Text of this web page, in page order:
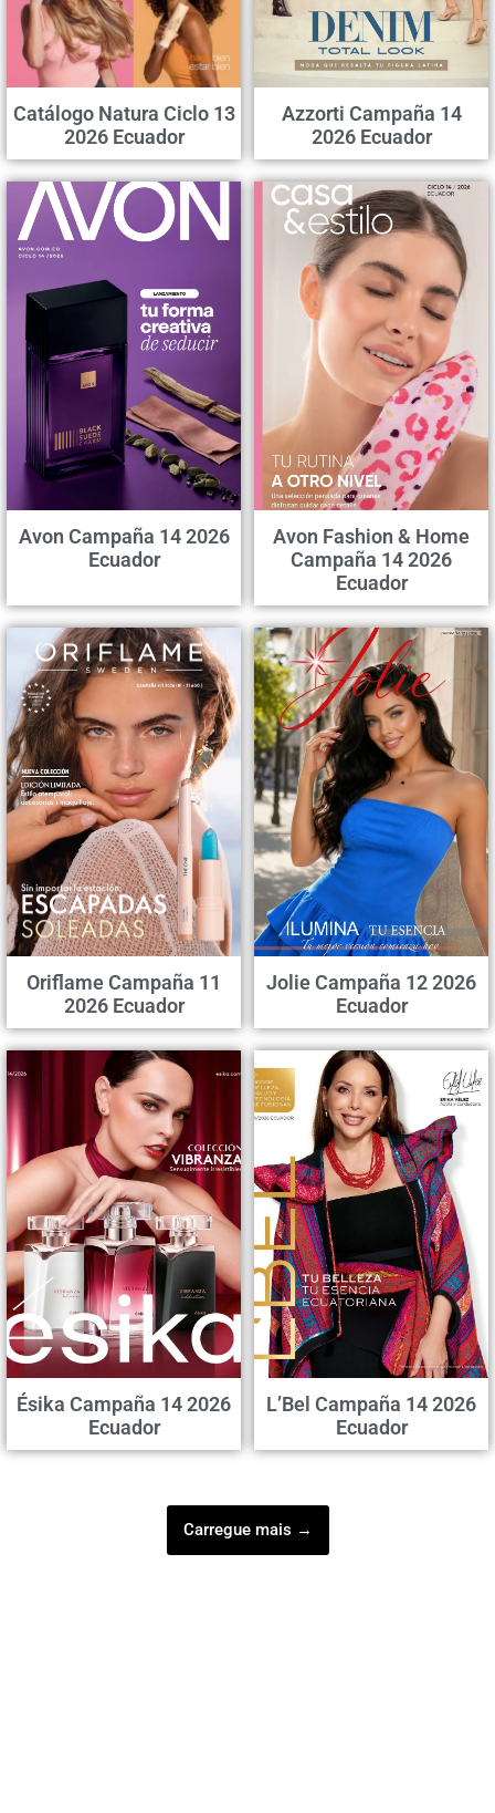
Catálogo Natura Ciclo 13
2026 Ecuador
Azzorti Campaña 14
2026 Ecuador
Avon Campaña 14 2026
Ecuador
Avon Fashion & Home
Campaña 14 2026
Ecuador
Oriflame Campaña 11
2026 Ecuador
Jolie Campaña 12 2026
Ecuador
Ésika Campaña 14 2026
Ecuador
L’Bel Campaña 14 2026
Ecuador
Carregue mais →